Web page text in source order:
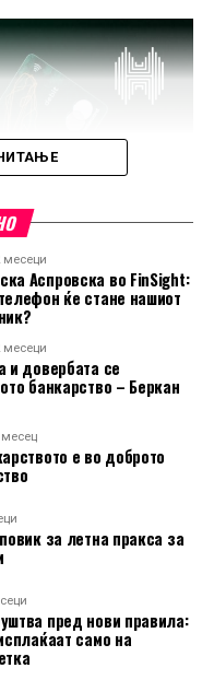
на пат за Европа
бесплатно
месеци
Аспровска во FinSight:
ќе стане нашиот
месеци
и довербата се
банкарство – Беркан
е во доброто
за летна пракса за
пред нови правила:
само на